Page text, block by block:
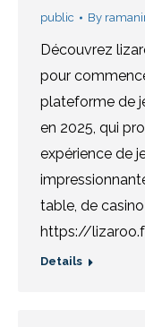
public By
Découvrez
pour
plateforme de
en 2025, qui
expérience de
table, de
https://
Details